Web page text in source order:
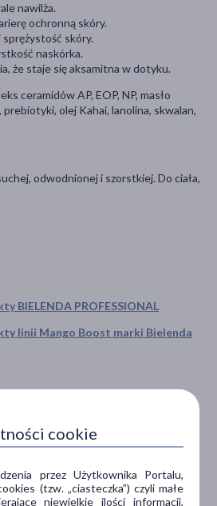
BIELENDA PROFESSIONAL
linii Mango Boost marki Bielenda
nawilża.
ochronną skóry.
skóry.
naskórka.
że staje się aksamitna w dotyku.
ceramidów AP, EOP, NP, masło
olej Kahai, lanolina, skwalan,
odwodnionej i szorstkiej. Do ciała,
cookie
przez Użytkownika Portalu,
(tzw. „ciasteczka”) czyli małe
niewielkie ilości informacji,